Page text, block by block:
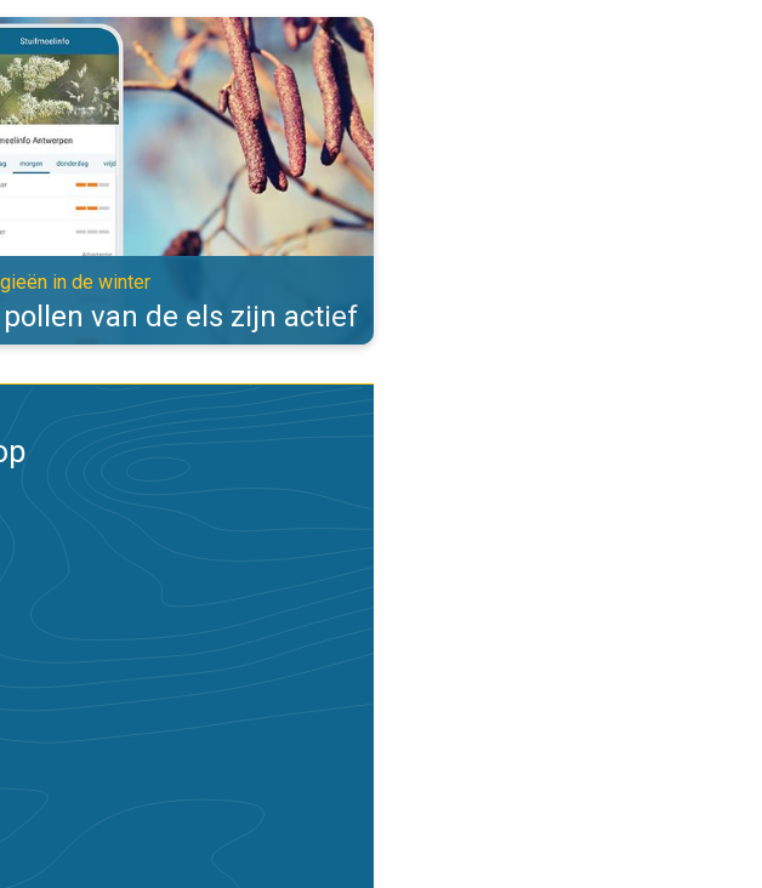
van de els zijn actief. Allergieën in de winter. . .
in de winter
pollen van de els zijn actief